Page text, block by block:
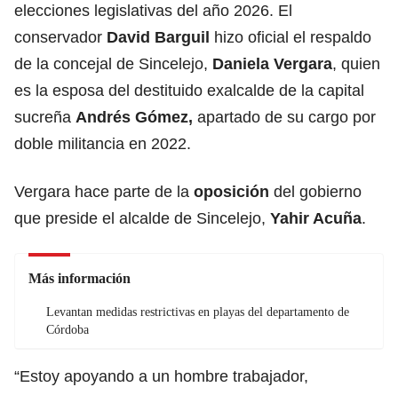
elecciones legislativas del año 2026. El
conservador David Barguil hizo oficial el respaldo
de la concejal de Sincelejo, Daniela Vergara, quien
es la esposa del destituido exalcalde de la capital
sucreña Andrés Gómez, apartado de su cargo por
doble militancia en 2022.
Vergara hace parte de la oposición del gobierno
que preside el alcalde de Sincelejo, Yahir Acuña.
Más información
Levantan medidas restrictivas en playas del departamento de
Córdoba
“Estoy apoyando a un hombre trabajador,